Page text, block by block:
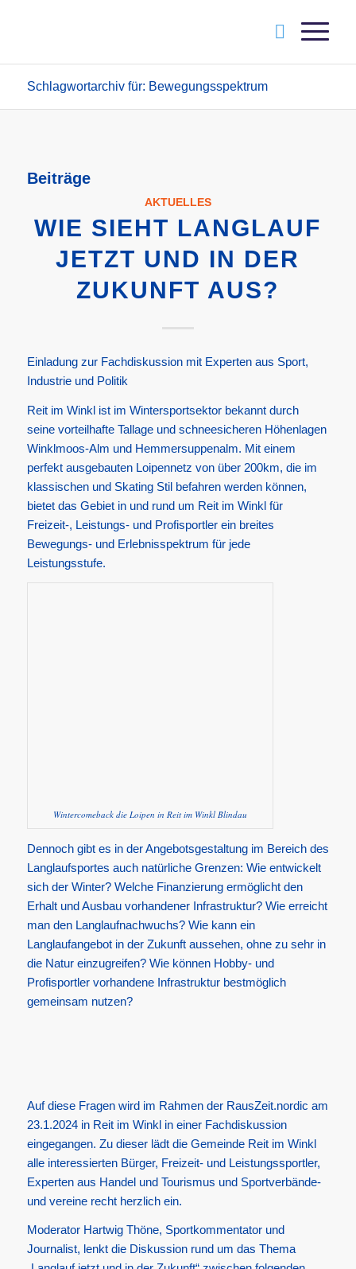
Schlagwortarchiv für: Bewegungsspektrum
Beiträge
AKTUELLES
WIE SIEHT LANGLAUF
JETZT UND IN DER
ZUKUNFT AUS?
Einladung zur Fachdiskussion mit Experten aus Sport,
Industrie und Politik
Reit im Winkl ist im Wintersportsektor bekannt durch
seine vorteilhafte Tallage und schneesicheren Höhenlagen
Winklmoos-Alm und Hemmersuppenalm. Mit einem
perfekt ausgebauten Loipennetz von über 200km, die im
klassischen und Skating Stil befahren werden können,
bietet das Gebiet in und rund um Reit im Winkl für
Freizeit-, Leistungs- und Profisportler ein breites
Bewegungs- und Erlebnisspektrum für jede
Leistungsstufe.
Wintercomeback die Loipen in Reit im Winkl Blindau
Dennoch gibt es in der Angebotsgestaltung im Bereich des
Langlaufsportes auch natürliche Grenzen: Wie entwickelt
sich der Winter? Welche Finanzierung ermöglicht den
Erhalt und Ausbau vorhandener Infrastruktur? Wie erreicht
man den Langlaufnachwuchs? Wie kann ein
Langlaufangebot in der Zukunft aussehen, ohne zu sehr in
die Natur einzugreifen? Wie können Hobby- und
Profisportler vorhandene Infrastruktur bestmöglich
gemeinsam nutzen?
Auf diese Fragen wird im Rahmen der RausZeit.nordic am
23.1.2024 in Reit im Winkl in einer Fachdiskussion
eingegangen. Zu dieser lädt die Gemeinde Reit im Winkl
alle interessierten Bürger, Freizeit- und Leistungssportler,
Experten aus Handel und Tourismus und Sportverbände-
und vereine recht herzlich ein.
Moderator Hartwig Thöne, Sportkommentator und
Journalist, lenkt die Diskussion rund um das Thema